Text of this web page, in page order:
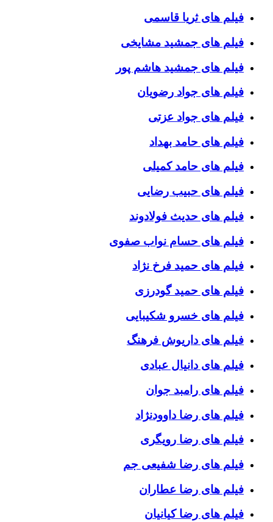
فیلم های ثریا قاسمی
فیلم های جمشید مشایخی
فیلم های جمشید هاشم پور
فیلم های جواد رضویان
فیلم های جواد عزتی
فیلم های حامد بهداد
فیلم های حامد کمیلی
فیلم های حبیب رضایی
فیلم های حدیث فولادوند
فیلم های حسام نواب صفوی
فیلم های حمید فرخ نژاد
فیلم های حمید گودرزی
فیلم های خسرو شکیبایی
فیلم های داریوش فرهنگ
فیلم های دانیال عبادی
فیلم های رامبد جوان
فیلم های رضا داوودنژاد
فیلم های رضا رویگری
فیلم های رضا شفیعی جم
فیلم های رضا عطاران
فیلم های رضا کیانیان